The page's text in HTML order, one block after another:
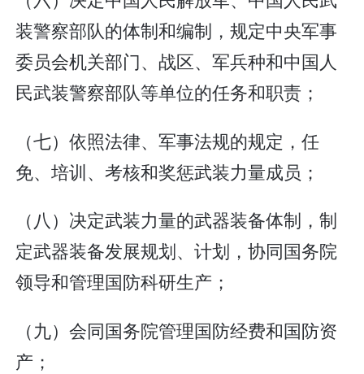
装警察部队的体制和编制，规定中央军事
委员会机关部门、战区、军兵种和中国人
民武装警察部队等单位的任务和职责；
（七）依照法律、军事法规的规定，任
免、培训、考核和奖惩武装力量成员；
（八）决定武装力量的武器装备体制，制
定武器装备发展规划、计划，协同国务院
领导和管理国防科研生产；
（九）会同国务院管理国防经费和国防资
产；